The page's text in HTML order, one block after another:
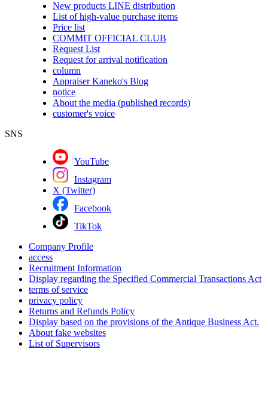
New products LINE distribution
List of high-value purchase items
Price list
COMMIT OFFICIAL CLUB
Request List
Request for arrival notification
column
Appraiser Kaneko's Blog
notice
About the media (published records)
customer's voice
SNS
YouTube
Instagram
X (Twitter)
Facebook
TikTok
Company Profile
access
Recruitment Information
Display regarding the Specified Commercial Transactions Act
terms of service
privacy policy
Returns and Refunds Policy
Display based on the provisions of the Antique Business Act.
About fake websites
List of Supervisors